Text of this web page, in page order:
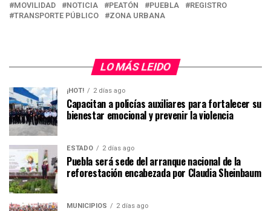
MOVILIDAD
NOTICIA PEATÓN PUEBLA
REGISTRO
TRANSPORTE PÚBLICO
ZONA URBANA
LO MÁS LEIDO
¡HOT! 2 días ago
Capacitan a policías auxiliares para fortalecer su
bienestar emocional y prevenir la violencia
ESTADO 2 días ago
Puebla será sede del arranque nacional de la
reforestación encabezada por Claudia Sheinbaum
MUNICIPIOS 2 días ago